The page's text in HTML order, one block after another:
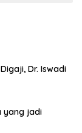
Dr. Iswadi
yang jadi